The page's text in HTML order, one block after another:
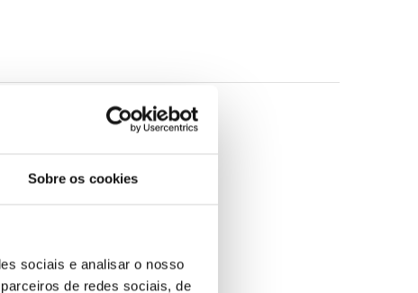
Sobre os cookies
sociais e analisar o nosso
de redes sociais, de